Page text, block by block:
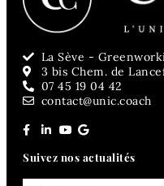
La Sève -
3 bis Chem. de
07 45 19 04 42
contact@unic.coach
Suivez nos actualités